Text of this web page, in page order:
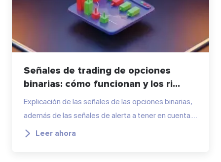
Señales de trading de opciones
binarias: cómo funcionan y los ri...
Explicación de las señales de las opciones binarias,
además de las señales de alerta a tener en cuenta.…
Leer ahora